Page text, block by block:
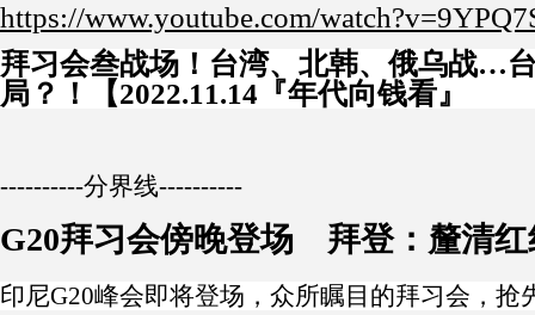
https://www.youtube.com/
拜习会叁战场！台湾、北韩、俄乌战…
局？！【2022.11.14『年代向钱看』
----------分界线----------
G20拜习会傍晚登场 拜登：釐清
印尼G20峰会即将登场，众所瞩目的拜习会，